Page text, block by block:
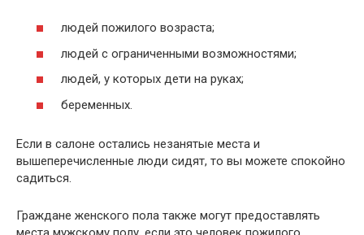
людей пожилого возраста;
людей с ограниченными возможностями;
людей, у которых дети на руках;
беременных.
Если в салоне остались незанятые места и
вышеперечисленные люди сидят, то вы можете спокойно
садиться.
Граждане женского пола также могут предоставлять